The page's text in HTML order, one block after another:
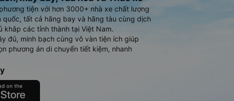
tiện với hơn 3000+ nhà xe chất lượng
tất cả hãng bay và hãng tàu cùng dịch
khắp các tỉnh thành tại Việt Nam.
đủ, minh bạch cùng vô vàn tiện ích giúp
phương án di chuyển tiết kiệm, nhanh